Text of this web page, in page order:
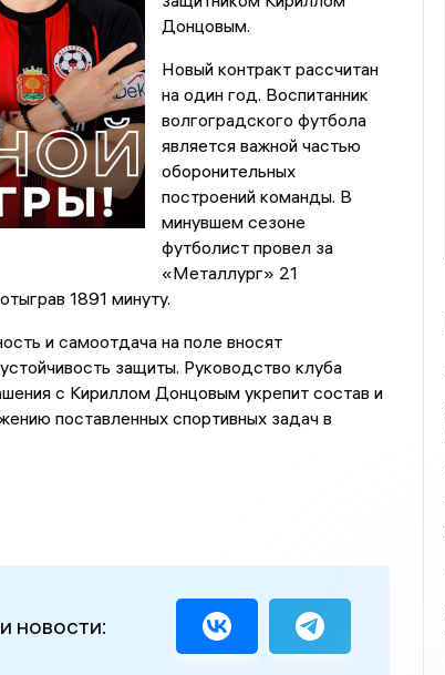
Донцовым.
Новый контракт рассчитан
на один год. Воспитанник
волгоградского футбола
является важной частью
оборонительных
построений команды. В
минувшем сезоне
футболист провел за
«Металлург» 21
1891 минуту.
и самоотдача на поле вносят
защиты. Руководство клуба
с Кириллом Донцовым укрепит состав и
поставленных спортивных задач в
новости: